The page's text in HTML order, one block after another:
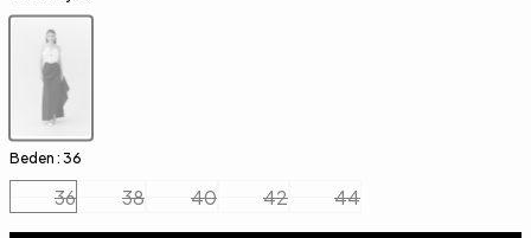
Beden : 36
36 38 40 42 44